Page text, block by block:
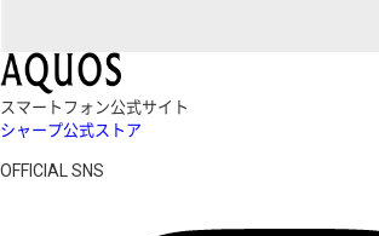
スマートフォン公式サイト
シャープ公式ストア
OFFICIAL SNS